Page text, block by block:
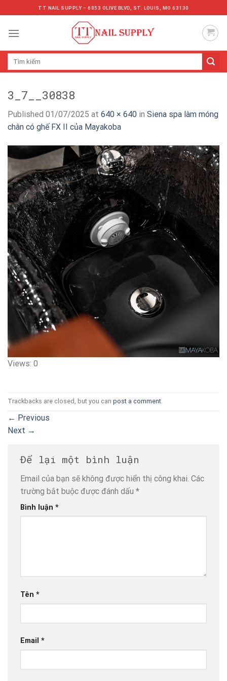
to
content
TT NAIL SUPPLY – 6853 OLIVE BLVD, ST. LOUIS, MO 63130
Tìm
3_7__30838
Published 01/07/2025 at 640 × 640 in Siena spa làm móng
chân có ghế FX II của Mayakoba
Views: 0
Trackbacks are closed, but you can post a comment.
← Previous
Next →
Để lại một bình luận
Email của bạn sẽ không được hiển thị công khai. Các
trường bắt buộc được đánh dấu *
Bình luận *
Tên *
Email *